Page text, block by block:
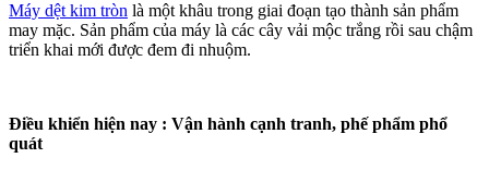
Máy dệt kim tròn là một khâu trong giai đoạn tạo thành sản phẩm
may mặc. Sản phẩm của máy là các cây vải mộc trắng rồi sau chậm
triển khai mới được đem đi nhuộm.
Điều khiển hiện nay : Vận hành cạnh tranh, phế phẩm phổ
quát